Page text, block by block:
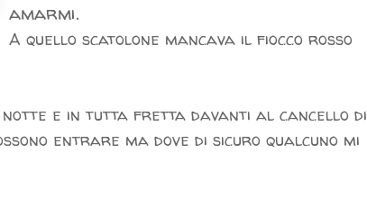
amarmi.
A quello scatolone mancava il fiocco rosso
notte e in tutta fretta davanti al cancello di
entrare ma dove di sicuro qualcuno mi